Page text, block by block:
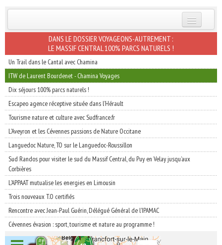
INSCRIVEZ-VOUS | ABONNEZ-VOUS
DANS LE DOSSIER VOYAGEONS-AUTREMENT :
LE MASSIF CENTRAL 100% PARCS NATURELS !
Un Trail dans le Cantal avec Chamina
ITW de Laurent Bourdenet - Chamina Voyages
Dix séjours 100% parcs naturels !
Escapeo agence réceptive située dans l'Hérault
Tourisme nature et culture avec Sudfrance.fr
L'Aveyron et les Cévennes passions de Nature Occitane
Languedoc Nature, TO sur le Languedoc-Roussillon
Sud Randos pour visiter le sud du Massif Central, du Puy en Velay jusqu’aux
Corbières
L'APPAAT mutualise les energies en Limousin
Trois nouveaux T.O certifiés
Rencontre avec Jean-Paul Guérin, Délégué Général de l’IPAMAC
Cévennes évasion : sport, tourisme et nature au programme !